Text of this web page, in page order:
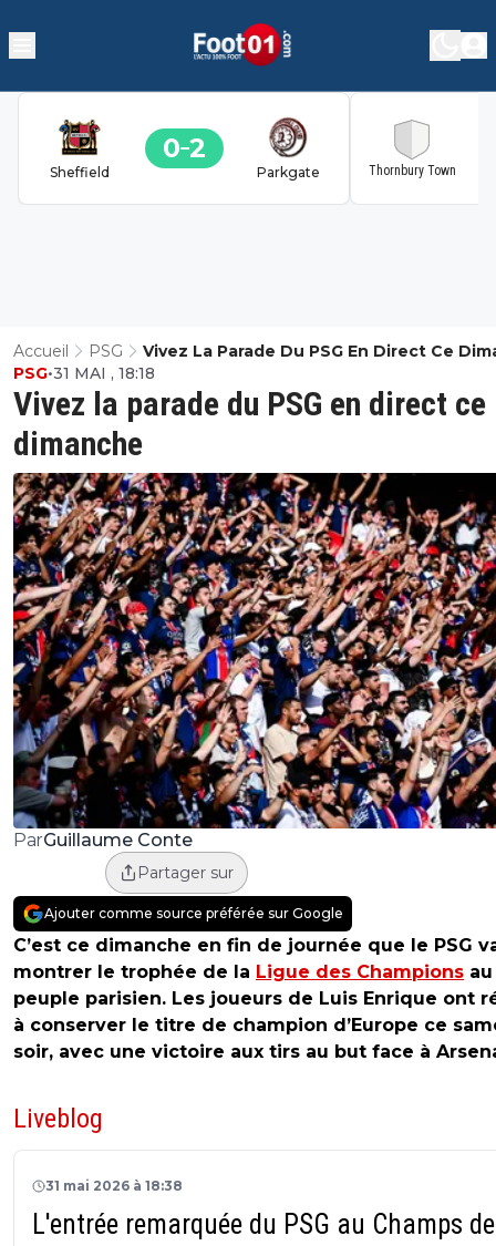
Sheffield
0 2
Parkgate Thornbury Town
Accueil PSG Vivez La Parade Du PSG En Direct Ce
Vivez la parade du PSG en direct ce
dimanche
PSG•31 MAI , 18:18
ParGuillaume Conte
Partager sur
Ajouter comme source préférée sur Google
C’est ce dimanche en fin de journée que le PSG
montrer le trophée de la Ligue des Champions au
peuple parisien. Les joueurs de Luis Enrique ont
à conserver le titre de champion d’Europe ce
soir, avec une victoire aux tirs au but face à
Liveblog
31 mai 2026 à 18:38
L'entrée remarquée du PSG au Champs de